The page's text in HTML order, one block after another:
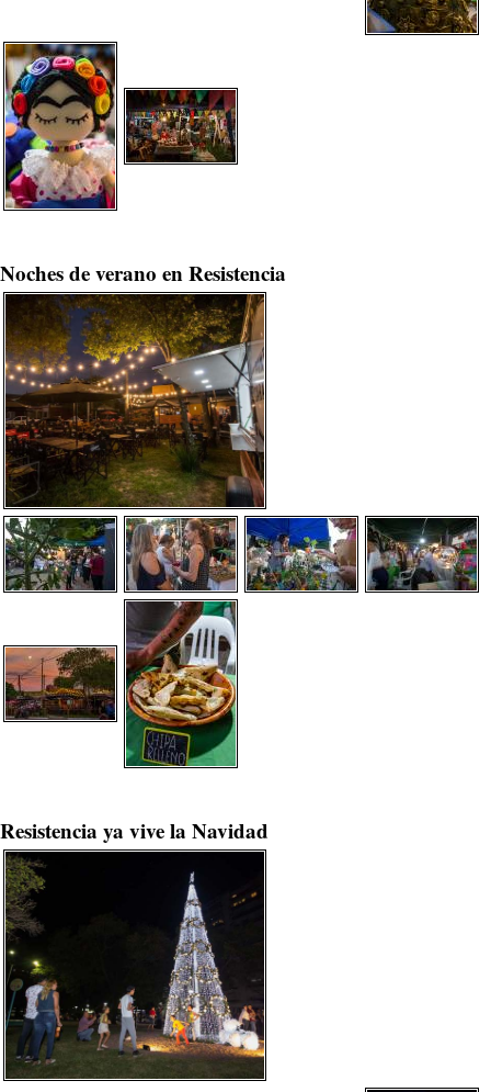
Noches de verano en Resistencia
Resistencia ya vive la Navidad